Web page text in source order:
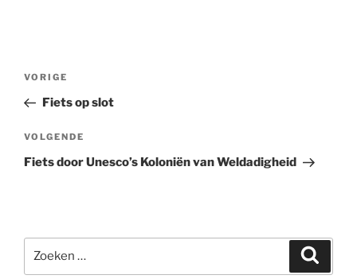
Bericht
Vorig
bericht
VORIGE
Fiets op slot
Volgend
bericht
VOLGENDE
Fiets door Unesco’s Koloniën van Weldadigheid
naar: